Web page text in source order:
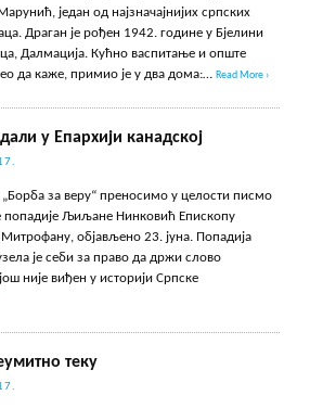
један од најзначајнијих српских
Драган је рођен 1942. године у Бјелини
Далмација. Кућно васпитање и опште
да каже, примио је у два дома:…Read More ›
у Епархији канадској
„Борба за веру“ преносимо у целости писмо
попадије Љиљане Нинковић Епископу
објављено 23. јуна. Попадија
је себи за право да држи слово
није виђен у историји Српске
теку